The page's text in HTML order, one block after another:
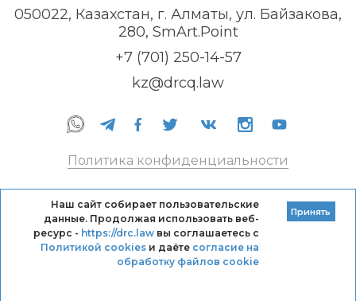
050022, Казахстан, г. Алматы, ул. Байзакова,
280, SmArt.Point
+7 (701) 250-14-57
kz@drcq.law
Политика конфиденциальности
Кодекс профессиональной этики DRC
Правила оказания услуг
Наш сайт собирает пользовательские
данные. Продолжая использовать веб-
ресурс - https://drc.lawвы соглашаетесь с
Политикой cookiesи даёте согласие на
обработку файлов cookie
Принять